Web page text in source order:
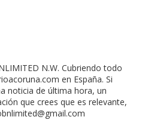
N.W. Cubriendo todo
en España. Si
noticia de última hora, un
que crees que es relevante,